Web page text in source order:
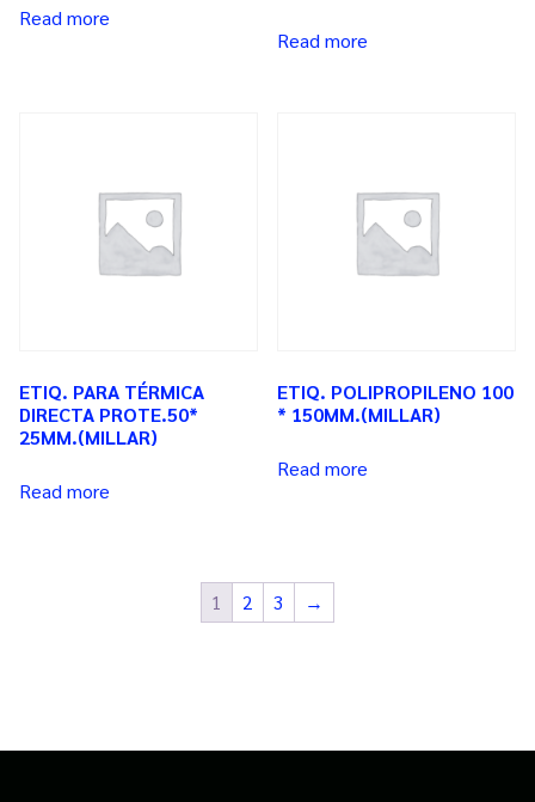
Read more
Read more
ETIQ. PARA TÉRMICA
DIRECTA PROTE.50*
25MM.(MILLAR)
Read more
ETIQ. POLIPROPILENO 100
* 150MM.(MILLAR)
Read more
1 2 3 →